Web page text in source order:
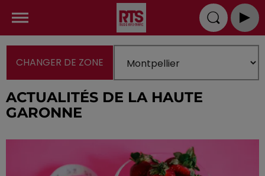
CHANGER DE ZONE
ACTUALITÉS DE LA HAUTE
GARONNE